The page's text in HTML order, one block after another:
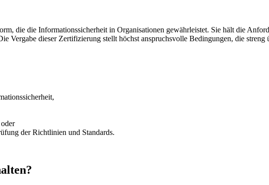
die die Informationssicherheit in Organisationen gewährleistet. Sie hält die
Vergabe dieser Zertifizierung stellt höchst anspruchsvolle Bedingungen, die streng
der Richtlinien und Standards.